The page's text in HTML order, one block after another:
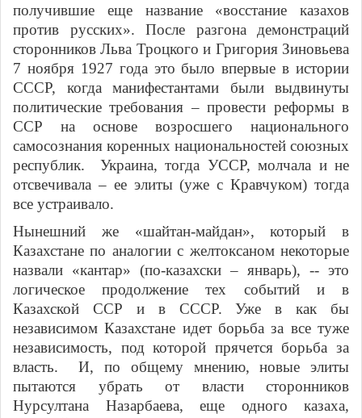
получившие еще название «восстание казахов
против русских». После разгона демонстраций
сторонников Льва Троцкого и Григория Зиновьева
7 ноября 1927 года это было впервые в истории
СССР, когда манифестантами были выдвинуты
политические требования – провести реформы в
ССР на основе возросшего национального
самосознания коренных национальностей союзных
республик. Украина, тогда УССР, молчала и не
отсвечивала – ее элиты (уже с Кравчуком) тогда
все устраивало.
Нынешний же «шайтан-майдан», который в
Казахстане по аналогии с желтоксаном некоторые
назвали «кантар» (по-казахски – январь), -- это
логическое продолжение тех событий и в
Казахской ССР и в СССР. Уже в как бы
независимом Казахстане идет борьба за все туже
независимость, под которой прячется борьба за
власть. И, по общему мнению, новые элиты
пытаются убрать от власти сторонников
Нурсултана Назарбаева, еще одного казаха,